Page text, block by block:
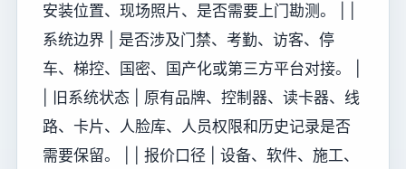
安装位置、现场照片、是否需要上门勘测。 | |
系统边界 | 是否涉及门禁、考勤、访客、停
车、梯控、国密、国产化或第三方平台对接。 |
| 旧系统状态 | 原有品牌、控制器、读卡器、线
路、卡片、人脸库、人员权限和历史记录是否
需要保留。 | | 报价口径 | 设备、软件、施工、